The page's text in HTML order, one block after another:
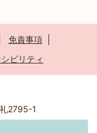
免責事項
ビリティ
2795-1